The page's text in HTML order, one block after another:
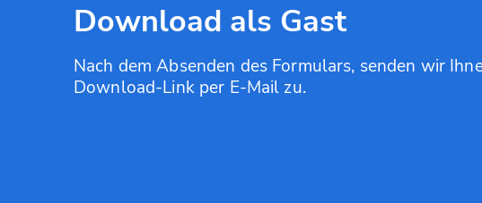
Download als Gast
Nach dem Absenden des Formulars, senden wir
Download-Link per E-Mail zu.